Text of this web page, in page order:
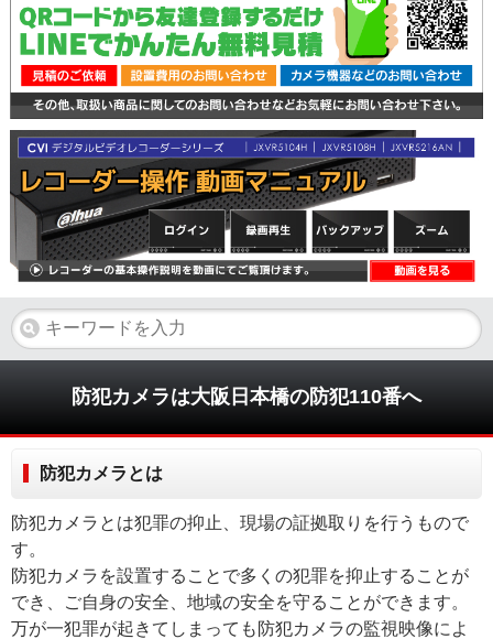
防犯カメラは大阪日本橋の防犯110番へ
防犯カメラとは
防犯カメラとは犯罪の抑止、現場の証拠取りを行うもので
す。
防犯カメラを設置することで多くの犯罪を抑止することが
でき、ご自身の安全、地域の安全を守ることができます。
万が一犯罪が起きてしまっても防犯カメラの監視映像によ